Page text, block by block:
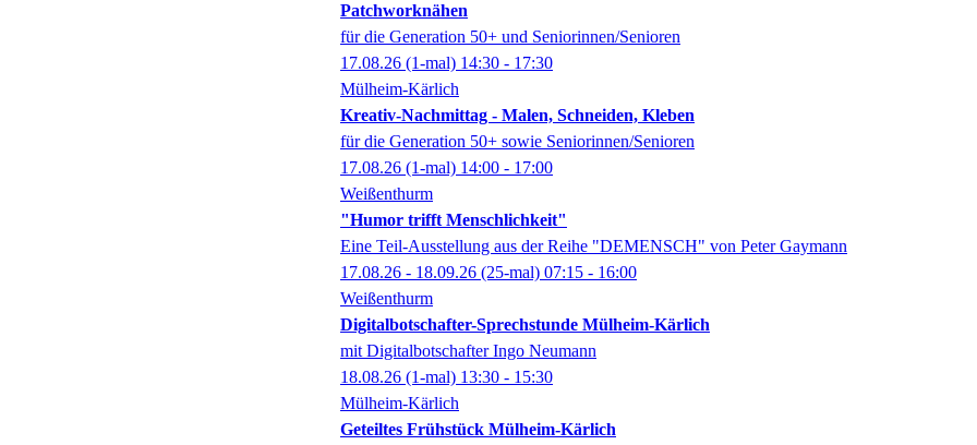
Patchworknähen
für die Generation 50+ und Seniorinnen/Senioren
17.08.26 (1-mal) 14:30 - 17:30
Mülheim-Kärlich
Kreativ-Nachmittag - Malen, Schneiden, Kleben
für die Generation 50+ sowie Seniorinnen/Senioren
17.08.26 (1-mal) 14:00 - 17:00
Weißenthurm
"Humor trifft Menschlichkeit"
Eine Teil-Ausstellung aus der Reihe "DEMENSCH" von Peter Gaymann
17.08.26 - 18.09.26 (25-mal) 07:15 - 16:00
Weißenthurm
Digitalbotschafter-Sprechstunde Mülheim-Kärlich
mit Digitalbotschafter Ingo Neumann
18.08.26 (1-mal) 13:30 - 15:30
Mülheim-Kärlich
Geteiltes Frühstück Mülheim-Kärlich